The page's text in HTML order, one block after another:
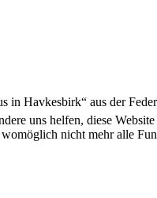
in Havkesbirk“ aus der
uns helfen, diese
nicht mehr alle